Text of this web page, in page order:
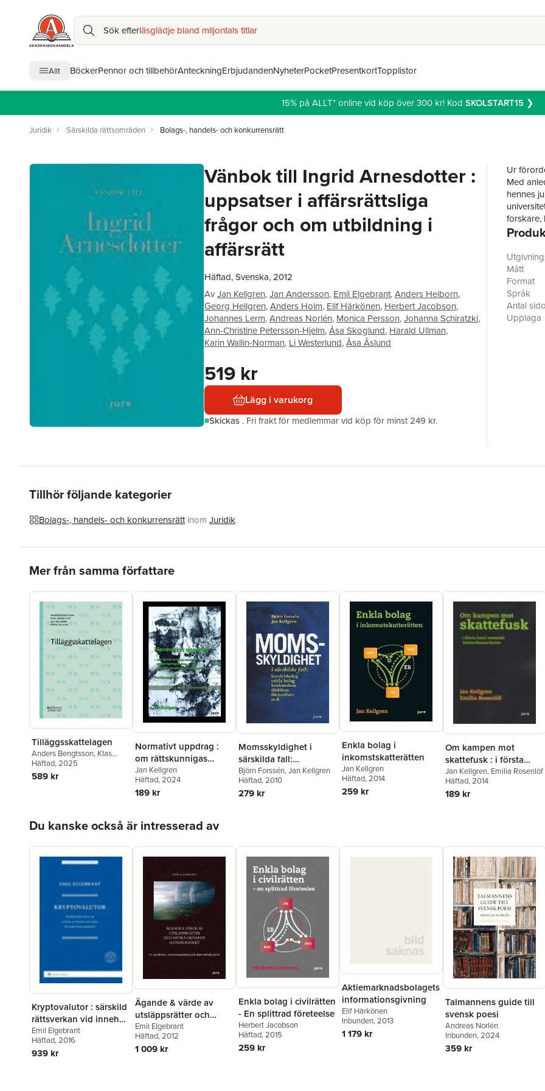
Sök efterläsglädje bland miljontals titlar
Allt BöckerPennor och tillbehörAnteckningErbjudandenNyheterPocketPresentkortTopplistor
15% på ALLT* online vid köp över 300 kr! Kod SKOLSTART15❯
Juridik Särskilda rättsområden Bolags-, handels- och konkurrensrätt
Vänbok till Ingrid Arnesdotter :
uppsatser i affärsrättsliga
frågor och om utbildning i
affärsrätt
Häftad, Svenska, 2012
AvJan Kellgren,Jan Andersson, Emil Elgebrant,Anders Heiborn,
Georg Hellgren,Anders Holm, Elif Härkönen, Herbert Jacobson,
Johannes Lerm,Andreas Norlén, Monica Persson,Johanna Schiratzki,
Ann-Christine Petersson-Hjelm,Åsa Skoglund, Harald Ullman,
Karin Wallin-Norman, Li Westerlund,Åsa Åslund
519 kr
Lägg i varukorg
Skickas . Fri frakt för medlemmar vid köp för minst 249 kr.
Ur
Med
hennes
forskare,
och
nära
vid
för
Något
särskilt
Elif
På vilka
Att
Dold
Monica
AB 04 i
Harald
Pengar
Karin
Patent
Ensure a
Li
Åsa Åslund
Mått
Format
Språk
Antal
Upplaga
Tillhör följande kategorier
Bolags-, handels- och konkurrensrätt inom Juridik
Mer från samma författare
Tilläggsskattelagen
Anders Bengtsson, Klas
Innerstedt,Jan Kellgren
Peter Nilsson
Häftad, 2025
589 kr
Normativt uppdrag :
om rättskunnigas
normativa
ställningstaganden,
särskilt utanför
hållbarhet, etik,
ekonomi, rätt
Jan Kellgren
Häftad, 2024
189 kr
Momsskyldighet i
särskilda fall:
handelsbolag, enkla
bolag, konkursbon,
dödsbon och
mervärdeskattelagen
med förslag de lege
ferenda
Björn Forssén,Jan Kellgren
Häftad, 2010
279 kr
Enkla bolag i
inkomstskatterätten
Jan Kellgren
Häftad, 2014
259 kr
Om kampen mot
skattefusk : i första
hand avseende
kontantbranscherna
Jan Kellgren, Emilia Rosenlöf
Häftad, 2014
189 kr
Du kanske också är intresserad av
Kryptovalutor : särskild
rättsverkan vid innehav
av bitcoins och andra
liknande
betalningsmedel
Emil Elgebrant
Häftad, 2016
939 kr
Ägande & värde av
utsläppsrätter och
andra liknande
handelsobjekt : en
sakrättslig,
Emil Elgebrant
Häftad, 2012
1 009 kr
Enkla bolag i civilrätten
- En splittrad företeelse
Herbert Jacobson
Häftad, 2015
259 kr
Aktiemarknadsbolagets
informationsgivning
Elif Härkönen
Inbunden, 2013
1 179 kr
Talmannens guide till
svensk poesi
Andreas Norlén
Inbunden, 2024
359 kr